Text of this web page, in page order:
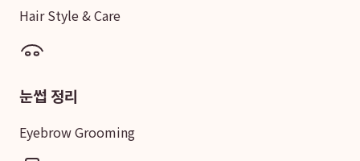
Hair Style & Care
눈썹 정리
Eyebrow Grooming